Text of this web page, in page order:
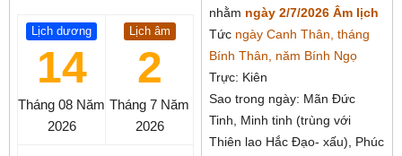
Lịch dương
14
Tháng 08 Năm
2026
Lịch âm
2
Tháng 7 Năm
2026
nhằm ngày 2/7/2026 Âm lịch
Tức ngày Canh Thân, tháng
Bính Thân, năm Bính Ngọ
Trực: Kiên
Sao trong ngày: Mãn Đức
Tinh, Minh tinh (trùng với
Thiên lao Hắc Đạo- xấu), Phúc